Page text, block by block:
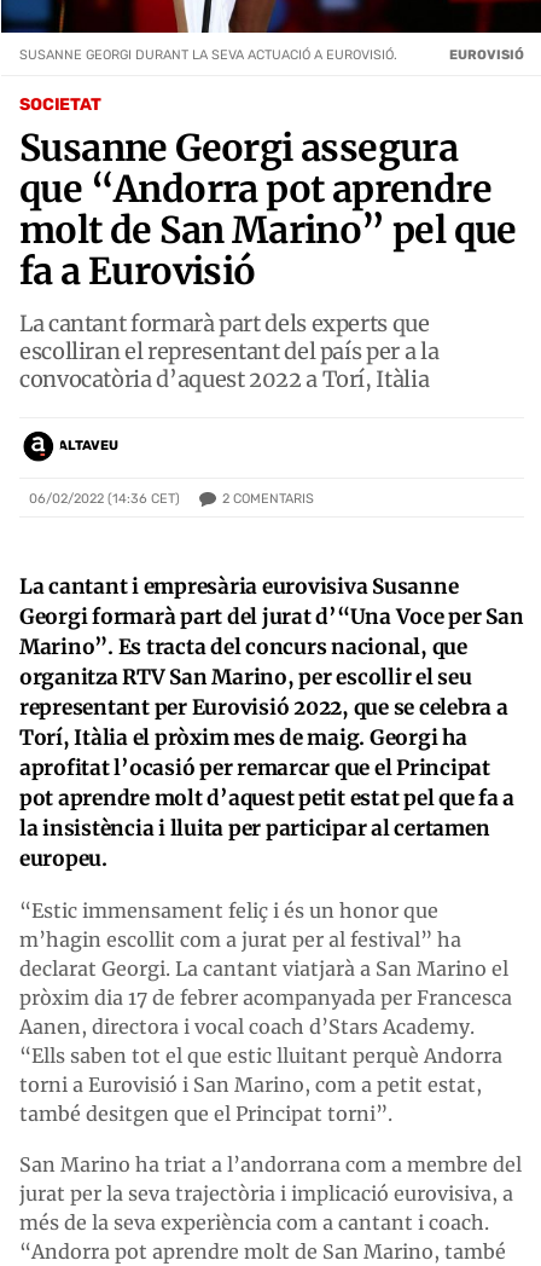
SOCIETAT
Susanne Georgi assegura
que “Andorra pot aprendre
molt de San Marino” pel que
fa a Eurovisió
La cantant formarà part dels experts que
escolliran el representant del país per a la
convocatòria d’aquest 2022 a Torí, Itàlia
ALTAVEU
06/02/2022 (14:36 CET) 2 COMENTARIS
SUSANNE GEORGI DURANT LA SEVA ACTUACIÓ A EUROVISIÓ. EUROVISIÓ
La cantant i empresària eurovisiva Susanne
Georgi formarà part del jurat d’“Una Voce per San
Marino”. Es tracta del concurs nacional, que
organitza RTV San Marino, per escollir el seu
representant per Eurovisió 2022, que se celebra a
Torí, Itàlia el pròxim mes de maig. Georgi ha
aprofitat l’ocasió per remarcar que el Principat
pot aprendre molt d’aquest petit estat pel que fa a
la insistència i lluita per participar al certamen
europeu.
“Estic immensament feliç i és un honor que
m’hagin escollit com a jurat per al festival” ha
declarat Georgi. La cantant viatjarà a San Marino el
pròxim dia 17 de febrer acompanyada per Francesca
Aanen, directora i vocal coach d’Stars Academy.
“Ells saben tot el que estic lluitant perquè Andorra
torni a Eurovisió i San Marino, com a petit estat,
també desitgen que el Principat torni”.
San Marino ha triat a l’andorrana com a membre del
jurat per la seva trajectòria i implicació eurovisiva, a
més de la seva experiència com a cantant i coach.
“Andorra pot aprendre molt de San Marino, també